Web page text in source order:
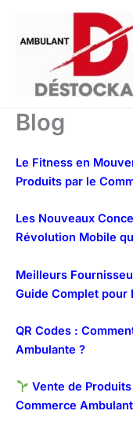
contenu
Blog
Le Fitness en
Produits par le
Les Nouveaux
Révolution Mobile
Meilleurs
Guide Complet pour
QR Codes :
Ambulante ?
Vente de Produits
Commerce